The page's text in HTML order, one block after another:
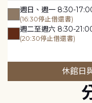
週日、週一 8:30-
(16:30停止借還書)
週二至週六 8:30-
(20:30停止借還書)
休館日